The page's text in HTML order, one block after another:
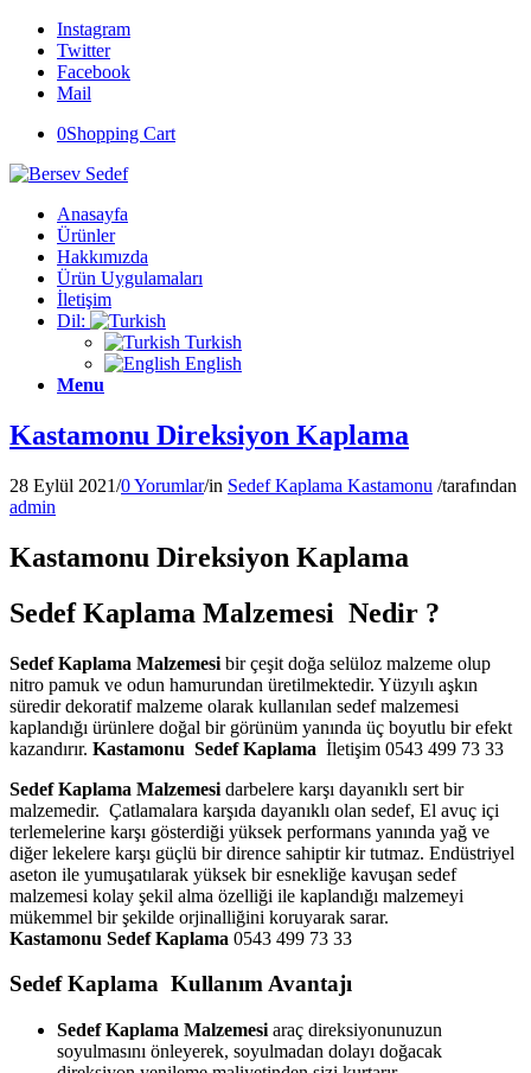
Instagram
Twitter
Facebook
Mail
0Shopping Cart
Anasayfa
Ürünler
Hakkımızda
Ürün Uygulamaları
İletişim
Dil:
Turkish
English
Menu
Kastamonu Direksiyon Kaplama
28 Eylül 2021/0 Yorumlar/in Sedef Kaplama Kastamonu /tarafından
admin
Kastamonu Direksiyon Kaplama
Sedef Kaplama Malzemesi Nedir ?
Sedef Kaplama Malzemesi bir çeşit doğa selüloz malzeme olup
nitro pamuk ve odun hamurundan üretilmektedir. Yüzyılı aşkın
süredir dekoratif malzeme olarak kullanılan sedef malzemesi
kaplandığı ürünlere doğal bir görünüm yanında üç boyutlu bir efekt
kazandırır. Kastamonu Sedef Kaplama İletişim 0543 499 73 33
Sedef Kaplama Malzemesi darbelere karşı dayanıklı sert bir
malzemedir. Çatlamalara karşıda dayanıklı olan sedef, El avuç içi
terlemelerine karşı gösterdiği yüksek performans yanında yağ ve
diğer lekelere karşı güçlü bir dirence sahiptir kir tutmaz. Endüstriyel
aseton ile yumuşatılarak yüksek bir esnekliğe kavuşan sedef
malzemesi kolay şekil alma özelliği ile kaplandığı malzemeyi
mükemmel bir şekilde orjinalliğini koruyarak sarar.
Kastamonu Sedef Kaplama 0543 499 73 33
Sedef Kaplama Kullanım Avantajı
Sedef Kaplama Malzemesi araç direksiyonunuzun
soyulmasını önleyerek, soyulmadan dolayı doğacak